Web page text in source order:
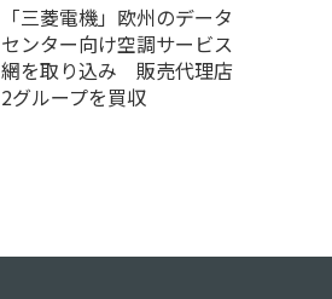
「三菱電機」欧州のデータ
センター向け空調サービス
網を取り込み 販売代理店
2グループを買収